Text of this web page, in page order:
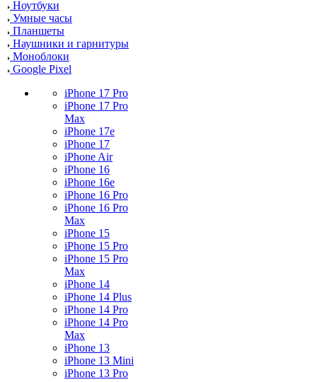
Ноутбуки
Умные часы
Планшеты
Наушники и гарнитуры
Моноблоки
Google Pixel
iPhone 17 Pro
iPhone 17 Pro
Max
iPhone 17e
iPhone 17
iPhone Air
iPhone 16
iPhone 16e
iPhone 16 Pro
iPhone 16 Pro
Max
iPhone 15
iPhone 15 Pro
iPhone 15 Pro
Max
iPhone 14
iPhone 14 Plus
iPhone 14 Pro
iPhone 14 Pro
Max
iPhone 13
iPhone 13 Mini
iPhone 13 Pro